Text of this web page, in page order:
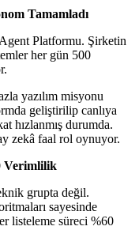
Tamamladı
Platformu. Şirketin
her gün 500
yazılım misyonu
geliştirilip canlıya
hızlanmış durumda.
zekâ faal rol oynuyor.
Verimlilik
grupta değil.
sayesinde
listeleme süreci %60